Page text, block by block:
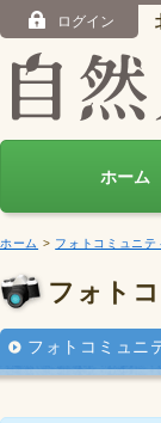
ログイン
ホーム
ホーム > フォトコミュニテ
フォト
フォトコミュニ